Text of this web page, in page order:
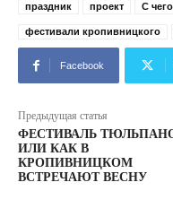
праздник проект С
фестивали кропивницкого
Facebook
Предыдущая статья
ФЕСТИВАЛЬ
ИЛИ КАК В
КРОПИВНИЦКОМ
ВСТРЕЧАЮТ ВЕСНУ